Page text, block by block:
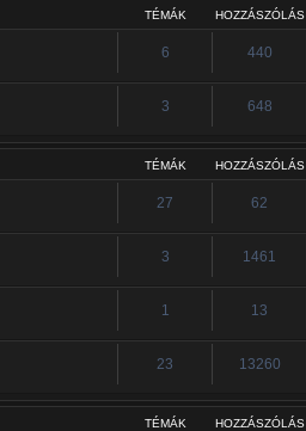
TÉMÁK HOZZÁSZÓLÁS
6 440
3 648
TÉMÁK HOZZÁSZÓLÁS
27 62
3 1461
1 13
23 13260
TÉMÁK HOZZÁSZÓLÁS